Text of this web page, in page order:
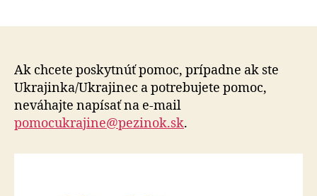
Ak chcete poskytnúť pomoc, prípadne ak ste
Ukrajinka/Ukrajinec a potrebujete pomoc,
neváhajte napísať na e-mail
pomocukrajine@pezinok.sk.